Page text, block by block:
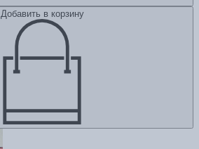
Добавить в корзину